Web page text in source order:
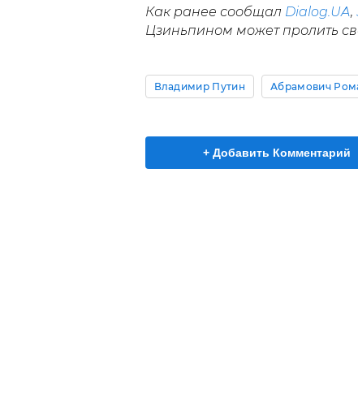
Как ранее сообщал Dialog.UA,
Цзиньпином может пролить
Владимир Путин Абрамович
+ Добавить Комментарий